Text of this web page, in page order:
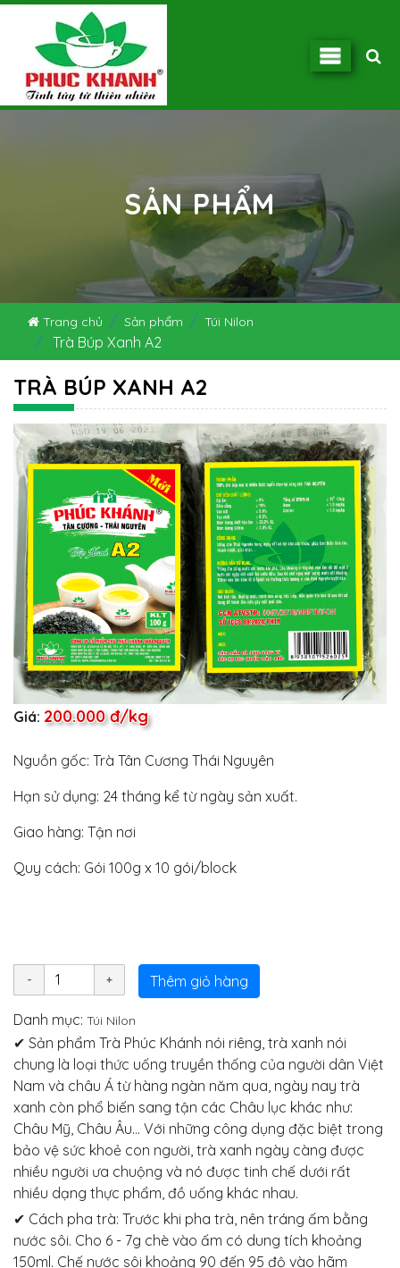
SẢN PHẨM
Trang chủ Sản phẩm Túi Nilon
Trà Búp Xanh A2
TRÀ BÚP XANH A2
Giá: 200.000 đ/kg
Nguồn gốc: Trà Tân Cương Thái Nguyên
Hạn sử dụng: 24 tháng kể từ ngày sản xuất.
Giao hàng: Tận nơi
Quy cách: Gói 100g x 10 gói/block
Thêm giỏ hàng
Danh mục: Túi Nilon
✔ Sản phẩm Trà Phúc Khánh nói riêng, trà xanh nói
chung là loại thức uống truyền thống của người dân Việt
Nam và châu Á từ hàng ngàn năm qua, ngày nay trà
xanh còn phổ biến sang tận các Châu lục khác như:
Châu Mỹ, Châu Âu... Với những công dụng đặc biệt trong
bảo vệ sức khoẻ con người, trà xanh ngày càng được
nhiều người ưa chuộng và nó được tinh chế dưới rất
nhiều dạng thực phẩm, đồ uống khác nhau.
✔ Cách pha trà: Trước khi pha trà, nên tráng ấm bằng
nước sôi. Cho 6 - 7g chè vào ấm có dung tích khoảng
150ml. Chế nước sôi khoảng 90 đến 95 độ vào hãm